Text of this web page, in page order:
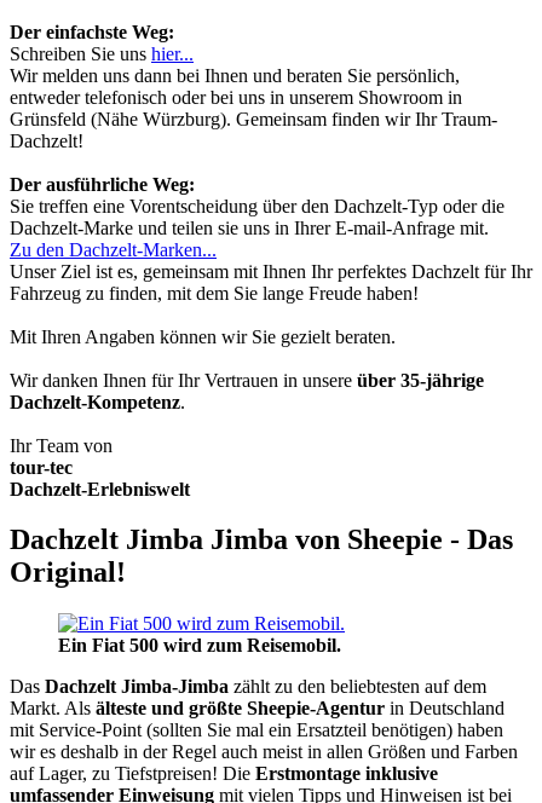
Der einfachste Weg:
Schreiben Sie uns hier...
Wir melden uns dann bei Ihnen und beraten Sie persönlich,
entweder telefonisch oder bei uns in unserem Showroom in
Grünsfeld (Nähe Würzburg). Gemeinsam finden wir Ihr Traum-
Dachzelt!
Der ausführliche Weg:
Sie treffen eine Vorentscheidung über den Dachzelt-Typ oder die
Dachzelt-Marke und teilen sie uns in Ihrer E-mail-Anfrage mit.
Zu den Dachzelt-Marken...
Unser Ziel ist es, gemeinsam mit Ihnen Ihr perfektes Dachzelt für Ihr
Fahrzeug zu finden, mit dem Sie lange Freude haben!
Mit Ihren Angaben können wir Sie gezielt beraten.
Wir danken Ihnen für Ihr Vertrauen in unsere über 35-jährige
Dachzelt-Kompetenz.
Ihr Team von
tour-tec
Dachzelt-Erlebniswelt
Dachzelt Jimba Jimba von Sheepie - Das
Original!
Ein Fiat 500 wird zum Reisemobil.
Das Dachzelt Jimba-Jimba zählt zu den beliebtesten auf dem
Markt. Als älteste und größte Sheepie-Agentur in Deutschland
mit Service-Point (sollten Sie mal ein Ersatzteil benötigen) haben
wir es deshalb in der Regel auch meist in allen Größen und Farben
auf Lager, zu Tiefstpreisen! Die Erstmontage inklusive
umfassender Einweisung mit vielen Tipps und Hinweisen ist bei